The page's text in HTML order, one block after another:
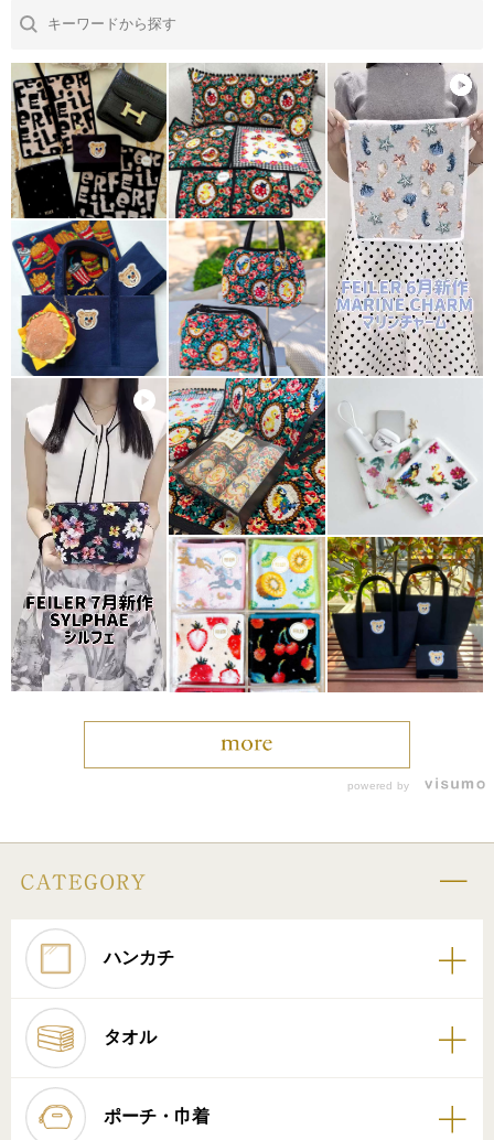
powered by
ハンカチ
タオル
ポーチ・巾着